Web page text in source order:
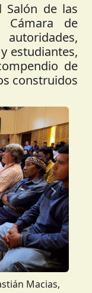
Salón de las
Cámara de
estudiantes,
de
construidos
Macias,